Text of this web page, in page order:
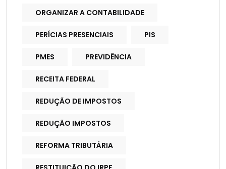
ORGANIZAR A CONTABILIDADE
PERÍCIAS PRESENCIAIS PIS
PMES PREVIDÊNCIA
RECEITA FEDERAL
REDUÇÃO DE IMPOSTOS
REDUÇÃO IMPOSTOS
REFORMA TRIBUTÁRIA